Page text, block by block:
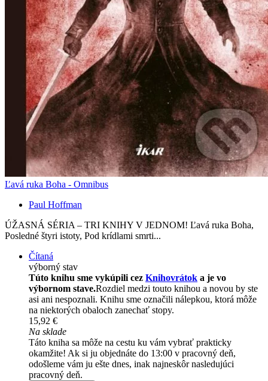
Ľavá ruka Boha - Omnibus
Paul Hoffman
ÚŽASNÁ SÉRIA – TRI KNIHY V JEDNOM! Ľavá ruka Boha,
Posledné štyri istoty, Pod krídlami smrti...
Čítaná
výborný stav
Túto knihu sme vykúpili cez Knihovrátok a je vo
výbornom stave.Rozdiel medzi touto knihou a novou by ste
asi ani nespoznali. Knihu sme označili nálepkou, ktorá môže
na niektorých obaloch zanechať stopy.
15,92 €
Na sklade
Táto kniha sa môže na cestu ku vám vybrať prakticky
okamžite! Ak si ju objednáte do 13:00 v pracovný deň,
odošleme vám ju ešte dnes, inak najneskôr nasledujúci
pracovný deň.